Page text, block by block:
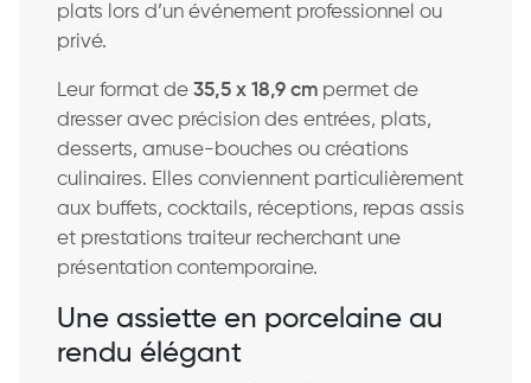
plats lors d’un événement professionnel ou
privé.
Leur format de 35,5 x 18,9 cm permet de
dresser avec précision des entrées, plats,
desserts, amuse-bouches ou créations
culinaires. Elles conviennent particulièrement
aux buffets, cocktails, réceptions, repas assis
et prestations traiteur recherchant une
présentation contemporaine.
Une assiette en porcelaine au
rendu élégant